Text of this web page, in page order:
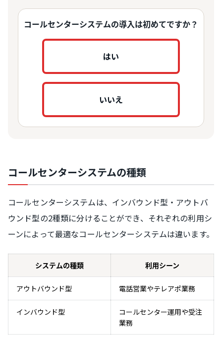
コールセンターシステムの導入は初めてですか？
はい
いいえ
コールセンターシステムの種類
コールセンターシステムは、インバウンド型・アウトバ
ウンド型の2種類に分けることができ、それぞれの利用シ
ーンによって最適なコールセンターシステムは違います。
システムの種類 利用シーン
アウトバウンド型 電話営業やテレアポ業務
インバウンド型
コールセンター運用や受注
業務